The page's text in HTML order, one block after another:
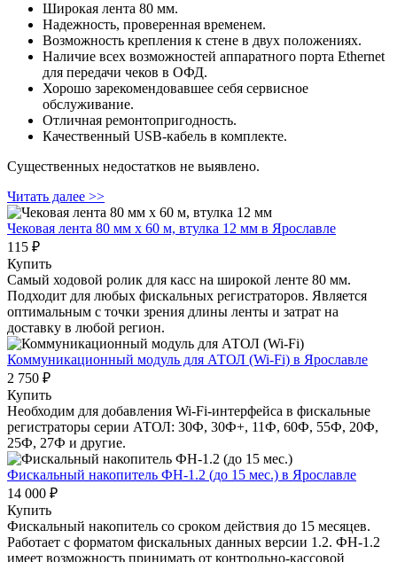
Широкая лента 80 мм.
Надежность, проверенная временем.
Возможность крепления к стене в двух положениях.
Наличие всех возможностей аппаратного порта Ethernet
для передачи чеков в ОФД.
Хорошо зарекомендовавшее себя сервисное
обслуживание.
Отличная ремонтопригодность.
Качественный USB‑кабель в комплекте.
Существенных недостатков не выявлено.
Читать далее >>
Чековая лента 80 мм x 60 м, втулка 12 мм в Ярославле
115 ₽
Купить
Самый ходовой ролик для касс на широкой ленте 80 мм.
Подходит для любых фискальных регистраторов. Является
оптимальным с точки зрения длины ленты и затрат на
доставку в любой регион.
Коммуникационный модуль для АТОЛ (Wi-Fi) в Ярославле
2 750 ₽
Купить
Необходим для добавления Wi-Fi-интерфейса в фискальные
регистраторы серии АТОЛ: 30Ф, 30Ф+, 11Ф, 60Ф, 55Ф, 20Ф,
25Ф, 27Ф и другие.
Фискальный накопитель ФН-1.2 (до 15 мес.) в Ярославле
14 000 ₽
Купить
Фискальный накопитель cо сроком действия до 15 месяцев.
Работает с форматом фискальных данных версии 1.2. ФН-1.2
имеет возможность принимать от контрольно-кассовой